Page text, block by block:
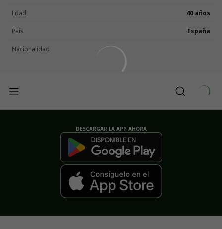
Edad 40 años
País España
Nacionalidad
DESCARGAR LA APP AHORA